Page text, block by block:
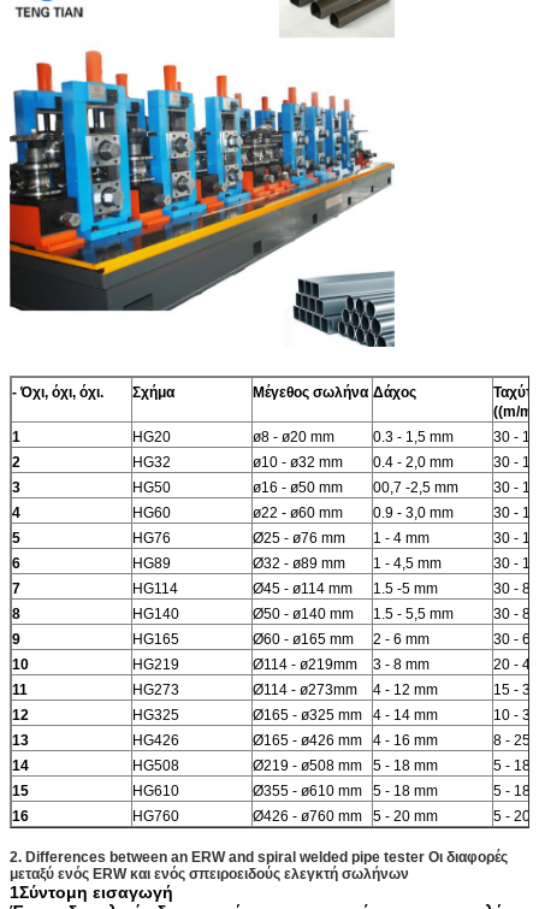
- Όχι, όχι, όχι. Σχήμα Μέγεθος σωλήνα Δάχος
((m/
1
HG20 ø8 - ø20 mm 0.3 - 1,5 mm
30 -
2
HG32 ø10 - ø32 mm 0.4 - 2,0 mm
30 -
3
HG50 ø16 - ø50 mm 00,7 -2,5 mm
30 -
4
HG60 ø22 - ø60 mm 0.9 - 3,0 mm
30 -
5
HG76 Ø25 - ø76 mm 1 - 4 mm
30 -
6
HG89 Ø32 - ø89 mm 1 - 4,5 mm
30 -
7
HG114 Ø45 - ø114 mm 1.5 -5 mm
30 - 80
8
HG140 Ø50 - ø140 mm 1.5 - 5,5 mm
30 - 80
9
HG165 Ø60 - ø165 mm 2 - 6 mm
30 - 60
10
HG219 Ø114 - ø219mm 3 - 8 mm
20 - 45
11
HG273 Ø114 - ø273mm 4 - 12 mm
15 - 30
12
HG325 Ø165 - ø325 mm 4 - 14 mm
10 - 30
13
HG426 Ø165 - ø426 mm 4 - 16 mm
8 - 25
14
HG508 Ø219 - ø508 mm 5 - 18 mm
5 - 18
15
HG610 Ø355 - ø610 mm 5 - 18 mm
5 - 18
16
HG760 Ø426 - ø760 mm 5 - 20 mm 5 - 20
2. Differences between an ERW and spiral welded pipe tester Οι διαφορές
μεταξύ ενός ERW και ενός σπειροειδούς ελεγκτή σωλήνων
1Σύντομη εισαγωγή